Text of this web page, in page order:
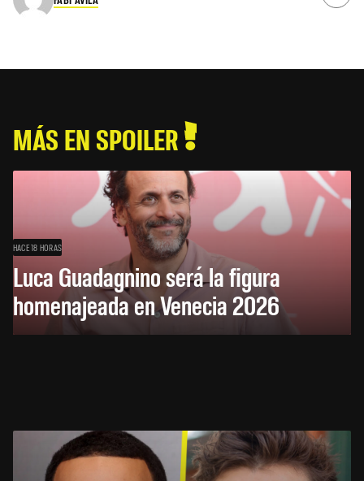
MÁS EN SPOILER
HACE 18 HORAS
Luca Guadagnino será la figura
homenajeada en Venecia 2026